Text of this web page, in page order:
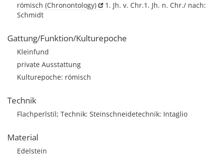
römisch (Chronontology)
1. Jh. v. Chr.1. Jh. n. Chr./ nach:
Schmidt
Gattung/Funktion/Kulturepoche
Kleinfund
private Ausstattung
Kulturepoche: römisch
Technik
Flachperlstil; Technik: Steinschneidetechnik: Intaglio
Material
Edelstein